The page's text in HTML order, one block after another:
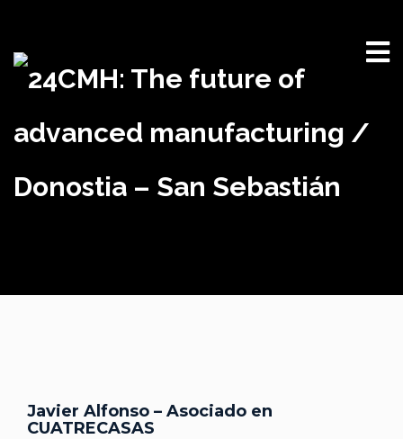
Javier Alfonso – Asociado en
CUATRECASAS